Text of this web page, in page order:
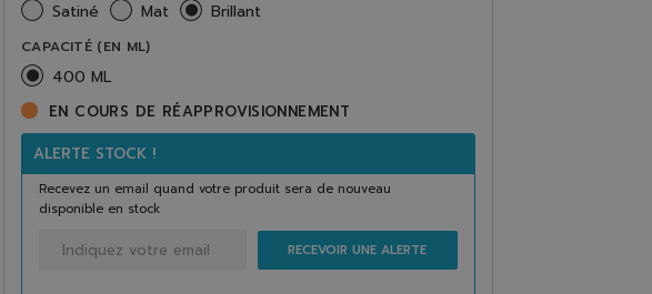
Satiné Mat Brillant
CAPACITÉ (EN ML)
400 ML
EN COURS DE RÉAPPROVISIONNEMENT
ALERTE STOCK !
Recevez un email quand votre produit sera de nouveau
disponible en stock
RECEVOIR UNE ALERTE